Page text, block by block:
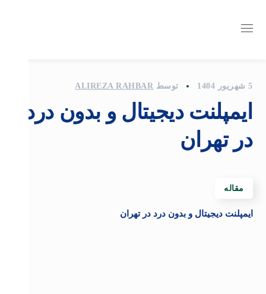
5 شهریور 1404 توسط ALIREZA RAHBAR
ایمپلنت دیجیتال و بدون درد
در تهران
مقاله
ایمپلنت دیجیتال و بدون درد در تهران